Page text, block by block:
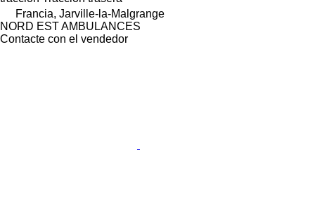
Francia, Jarville-la-Malgrange
NORD EST AMBULANCES
Contacte con el vendedor